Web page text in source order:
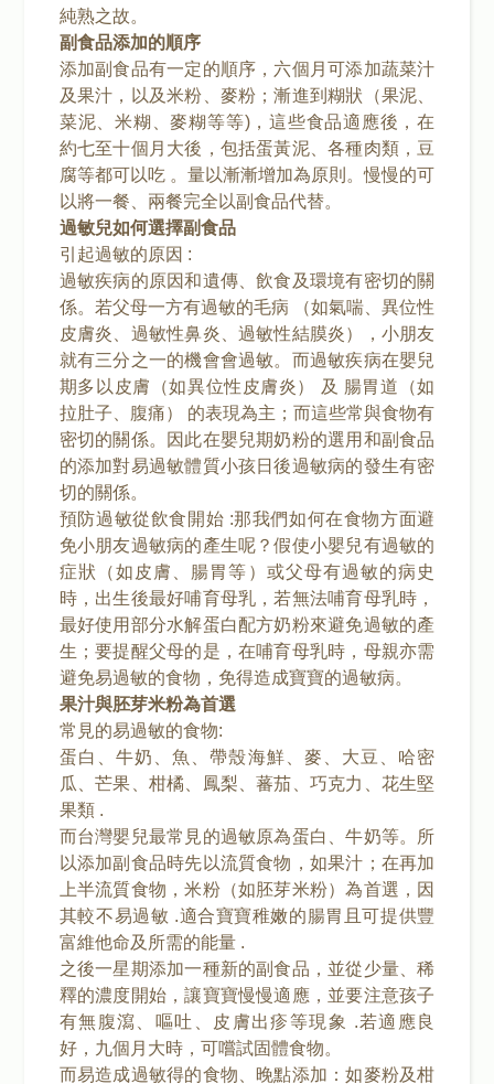
純熟之故。
副食品添加的順序
添加副食品有一定的順序，六個月可添加蔬菜汁
及果汁，以及米粉、麥粉；漸進到糊狀（果泥、
菜泥、米糊、麥糊等等)，這些食品適應後，在
約七至十個月大後，包括蛋黃泥、各種肉類，豆
腐等都可以吃 。量以漸漸增加為原則。慢慢的可
以將一餐、兩餐完全以副食品代替。
過敏兒如何選擇副食品
引起過敏的原因 :
過敏疾病的原因和遺傳、飲食及環境有密切的關
係。若父母一方有過敏的毛病 （如氣喘、異位性
皮膚炎、過敏性鼻炎、過敏性結膜炎），小朋友
就有三分之一的機會會過敏。而過敏疾病在嬰兒
期多以皮膚（如異位性皮膚炎） 及 腸胃道（如
拉肚子、腹痛） 的表現為主；而這些常與食物有
密切的關係。因此在嬰兒期奶粉的選用和副食品
的添加對易過敏體質小孩日後過敏病的發生有密
切的關係。
預防過敏從飲食開始 :那我們如何在食物方面避
免小朋友過敏病的產生呢？假使小嬰兒有過敏的
症狀（如皮膚、腸胃等）或父母有過敏的病史
時，出生後最好哺育母乳，若無法哺育母乳時，
最好使用部分水解蛋白配方奶粉來避免過敏的產
生；要提醒父母的是，在哺育母乳時，母親亦需
避免易過敏的食物，免得造成寶寶的過敏病。
果汁與胚芽米粉為首選
常見的易過敏的食物:
蛋白、牛奶、魚、帶殼海鮮、麥、大豆、哈密
瓜、芒果、柑橘、鳳梨、蕃茄、巧克力、花生堅
果類 .
而台灣嬰兒最常見的過敏原為蛋白、牛奶等。所
以添加副食品時先以流質食物，如果汁；在再加
上半流質食物，米粉（如胚芽米粉）為首選，因
其較不易過敏 .適合寶寶稚嫩的腸胃且可提供豐
富維他命及所需的能量 .
之後一星期添加一種新的副食品，並從少量、稀
釋的濃度開始，讓寶寶慢慢適應，並要注意孩子
有無腹瀉、嘔吐、皮膚出疹等現象 .若適應良
好，九個月大時，可嚐試固體食物。
而易造成過敏得的食物、晚點添加：如麥粉及柑